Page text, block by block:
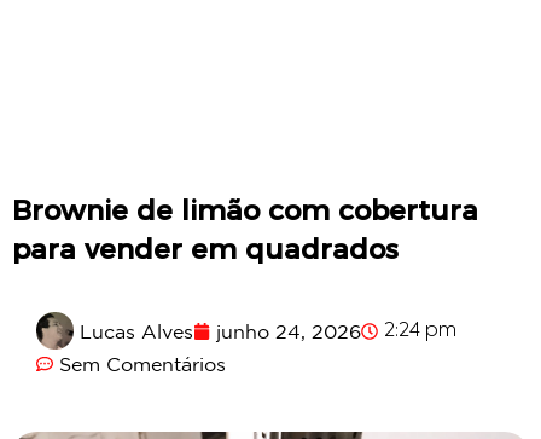
Brownie de limão com cobertura
para vender em quadrados
Lucas Alves junho 24, 2026 2:24 pm
Sem Comentários